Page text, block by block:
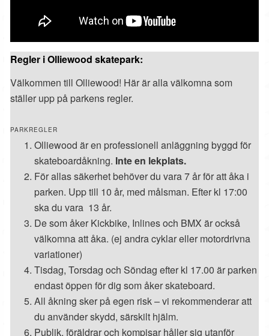
Regler i Olliewood skatepark:
Välkommen till Olliewood! Här är alla välkomna som
ställer upp på parkens regler.
PARKREGLER
Olliewood är en professionell anläggning byggd för
skateboardåkning. Inte en lekplats.
För allas säkerhet behöver du vara 7 år för att åka i
parken. Upp till 10 år, med målsman. Efter kl 17:00
ska du vara 13 år.
De som åker Kickbike, Inlines och BMX är också
välkomna att åka. (ej andra cyklar eller motordrivna
variationer)
Tisdag, Torsdag och Söndag efter kl 17.00 är parken
endast öppen för dig som åker skateboard.
All åkning sker på egen risk – vi rekommenderar att
du använder skydd, särskilt hjälm.
Publik, föräldrar och kompisar håller sig utanför